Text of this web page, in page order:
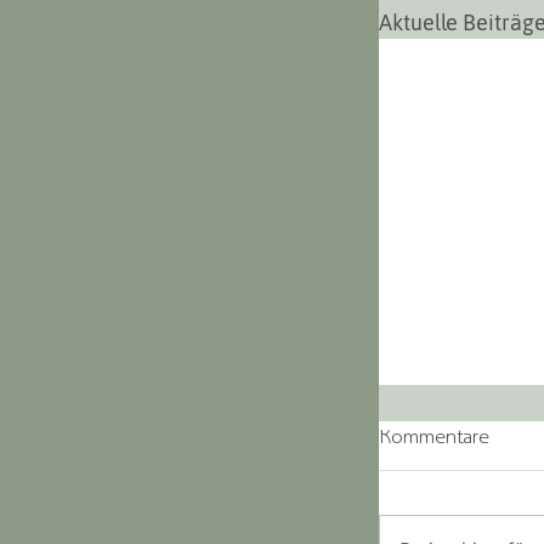
Aktuelle Beiträge
Kommentare